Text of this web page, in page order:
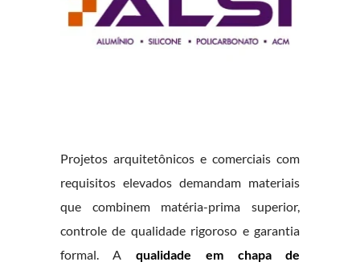
Projetos arquitetônicos e comerciais com
requisitos elevados demandam materiais
que combinem matéria-prima superior,
controle de qualidade rigoroso e garantia
formal. Aqualidade em chapa de